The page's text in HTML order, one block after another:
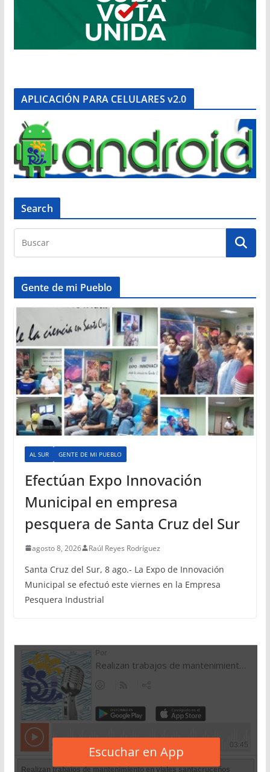
APLICACIÓN PARA CELULARES v2.0
Search
Gente de mi Pueblo
AL SUR GENTE DE MI PUEBLO
Efectúan Expo Innovación
Municipal en empresa
pesquera de Santa Cruz del Sur
agosto 8, 2026 Raúl Reyes Rodríguez
Santa Cruz del Sur, 8 ago.- La Expo de Innovación
Municipal se efectuó este viernes en la Empresa
Pesquera Industrial